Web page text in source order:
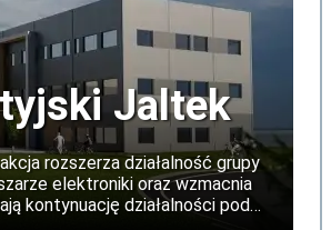
Jaltek
rozszerza działalność grupy
elektroniki oraz wzmacnia
kontynuację działalności pod